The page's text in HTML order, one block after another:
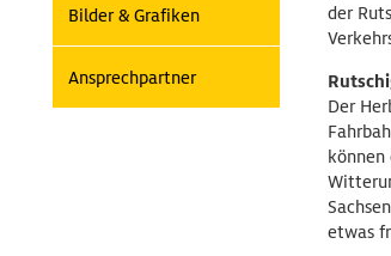
Bilder & Grafiken
Ansprechpartner
der
Der
können
etwas